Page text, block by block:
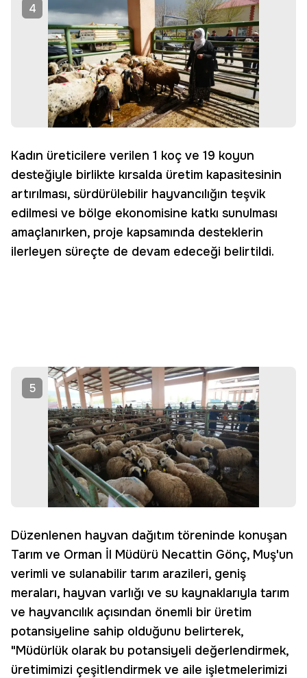
4
Kadın üreticilere verilen 1 koç ve 19 koyun
desteğiyle birlikte kırsalda üretim kapasitesinin
artırılması, sürdürülebilir hayvancılığın teşvik
edilmesi ve bölge ekonomisine katkı sunulması
amaçlanırken, proje kapsamında desteklerin
ilerleyen süreçte de devam edeceği belirtildi.
5
Düzenlenen hayvan dağıtım töreninde konuşan
Tarım ve Orman İl Müdürü Necattin Gönç, Muş'un
verimli ve sulanabilir tarım arazileri, geniş
meraları, hayvan varlığı ve su kaynaklarıyla tarım
ve hayvancılık açısından önemli bir üretim
potansiyeline sahip olduğunu belirterek,
"Müdürlük olarak bu potansiyeli değerlendirmek,
üretimimizi çeşitlendirmek ve aile işletmelerimizi